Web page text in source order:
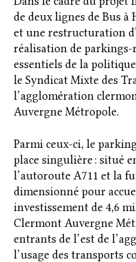
de deux lignes de Bus à
et une restructuration
réalisation de
essentiels de la
le Syndicat Mixte des
l’agglomération
Auvergne Métropole.
Parmi ceux-ci, le
place singulière : situé
l’autoroute A711 et la
dimensionné pour
investissement de 4,6
Clermont Auvergne
entrants de l’est de
l’usage des transports